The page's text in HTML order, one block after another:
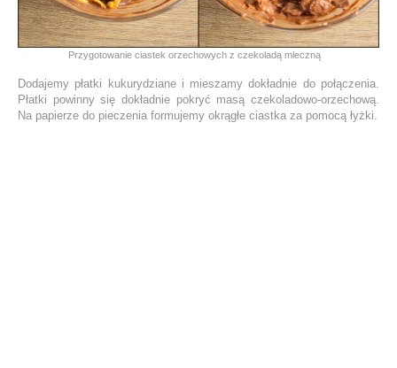
Przygotowanie ciastek orzechowych z czekoladą mleczną
Dodajemy płatki kukurydziane i mieszamy dokładnie do połączenia.
Płatki powinny się dokładnie pokryć masą czekoladowo-orzechową.
Na papierze do pieczenia formujemy okrągłe ciastka za pomocą łyżki.